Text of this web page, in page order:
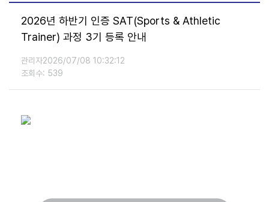
2026년 하반기 인증 SAT(Sports & Athletic
Trainer) 과정 3기 등록 안내
관리자2026/07/08 10:32:12
조회수: 539